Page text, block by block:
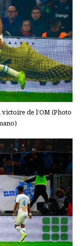
de l’OM (Photo